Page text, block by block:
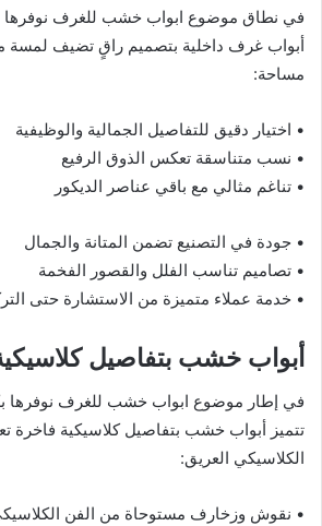
أبواب غرف داخلية بتصميم راقٍ تضيف لمسة
مساحة:
• اختيار دقيق للتفاصيل الجمالية والوظيفية
• نسب متناسقة تعكس الذوق الرفيع
• تناغم مثالي مع باقي عناصر الديكور
• جودة في التصنيع تضمن المتانة والجمال
• تصاميم تناسب الفلل والقصور الفخمة
• خدمة عملاء متميزة من الاستشارة حتى
أبواب خشب بتفاصيل
تتميز أبواب خشب بتفاصيل كلاسيكية فاخرة
الكلاسيكي العريق:
• نقوش وزخارف مستوحاة من الفن